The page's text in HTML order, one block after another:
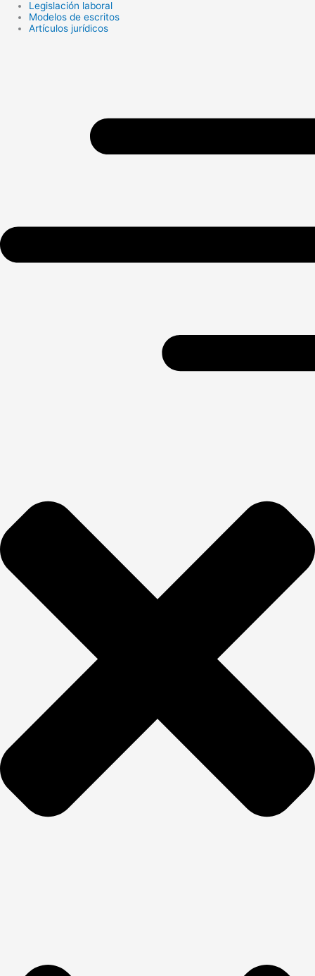
Legislación laboral
Modelos de escritos
Artículos jurídicos
Search